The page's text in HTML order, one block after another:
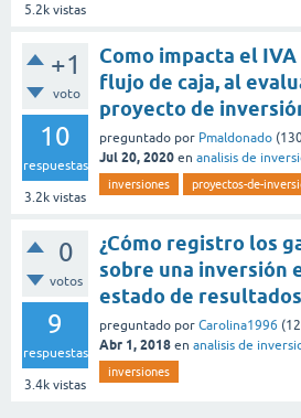
5.2k vistas
+1
voto
10
respuestas
3.2k vistas
Como impacta el
flujo de caja, al
proyecto de
preguntado por Pmaldonado (
Jul 20, 2020 en analisis de
inversiones proyectos-de-
0
votos
9
respuestas
3.4k vistas
¿Cómo registro los
sobre una inversión
estado de
preguntado por Carolina1996 (
Abr 1, 2018 en analisis de
inversiones